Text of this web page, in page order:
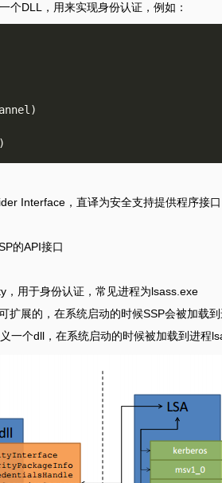
个DLL，用来实现身份认证，例如：
Interface，直译为安全支持提供程序接
的API接口
，用于身份认证，常见进程为lsass.exe
扩展的，在系统启动的时候SSP会被加载到
一个dll，在系统启动的时候被加载到进程